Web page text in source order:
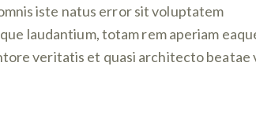
iste natus error sit voluptatem
laudantium, totam rem aperiam
veritatis et quasi architecto beatae